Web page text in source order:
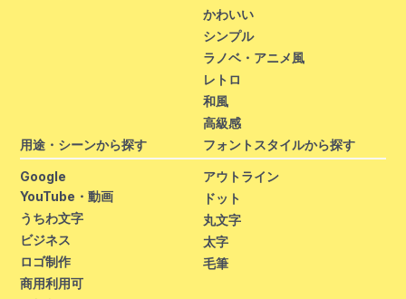
かわいい
シンプル
ラノベ・アニメ風
レトロ
和風
高級感
用途・シーンから探す
Google
YouTube・動画
うちわ文字
ビジネス
ロゴ制作
商用利用可
フォントスタイルから探す
アウトライン
ドット
丸文字
太字
毛筆